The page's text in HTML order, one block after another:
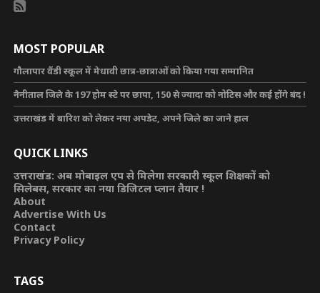
MOST POPULAR
गौलापार वैंडी स्कूल में मेधावी छात्र-छात्राओं को किया गया सम्मानित
नैनीताल जिले के 197 होम स्टे पर छापा, 150 से ज्यादा को नोटिस और कई होंगे बंद !
उत्तराखंड में बारिश को लेकर नया अपडेट, अपने जिले का जाने हाल
QUICK LINKS
उत्तराखंड: अब मोबाइल एप से मिलेगा सरकारी स्कूल शिक्षकों को
सिलेबस, सरकार का नया डिजिटल प्लान तैयार !
About
Advertise With Us
Contact
Privacy Policy
TAGS